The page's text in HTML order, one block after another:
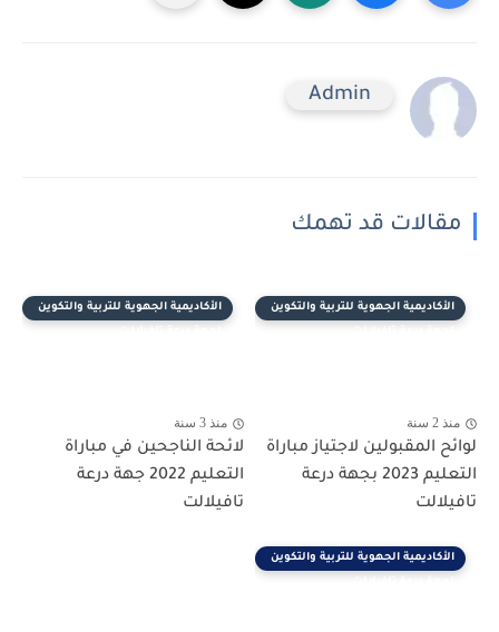
Admin
مقالات قد تهمك
الأكاديمية الجهوية للتربية والتكوين
منذ 2 سنة
لوائح المقبولين لاجتياز مباراة
التعليم 2023 بجهة درعة
تافيلالت
الأكاديمية الجهوية للتربية والتكوين
منذ 3 سنة
لائحة الناجحين في مباراة
التعليم 2022 جهة درعة
تافيلالت
الأكاديمية الجهوية للتربية والتكوين